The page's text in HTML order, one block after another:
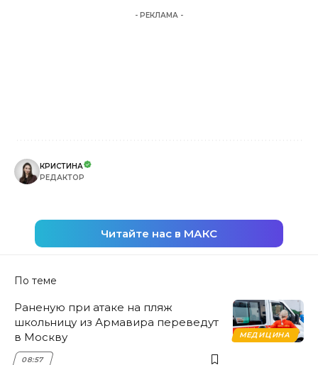
- РЕКЛАМА -
КРИСТИНА
РЕДАКТОР
Читайте нас в МАКС
По теме
МЕДИЦИНА
Раненую при атаке на пляж
школьницу из Армавира переведут
в Москву
08:57